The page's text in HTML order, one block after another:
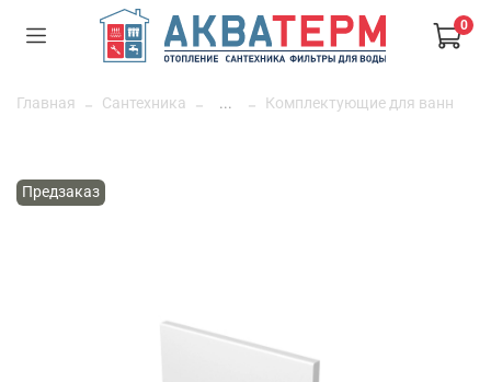
0
Главная Сантехника ... Комплектующие для ванн
Предзаказ